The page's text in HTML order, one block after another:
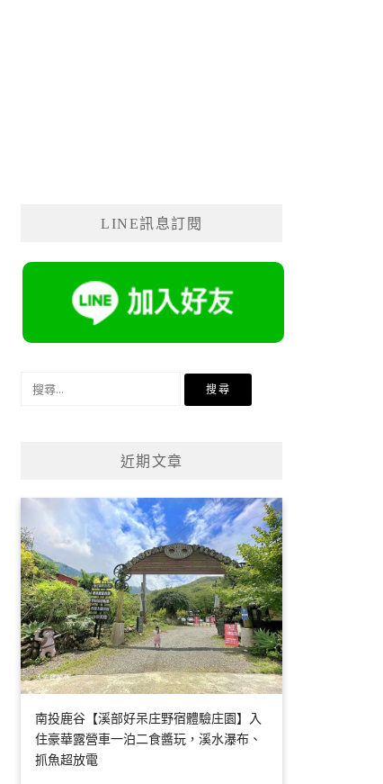
LINE訊息訂閱
近期文章
南投鹿谷【溪部好呆庄野宿體驗庄園】入
住豪華露營車一泊二食醬玩，溪水瀑布、
抓魚超放電